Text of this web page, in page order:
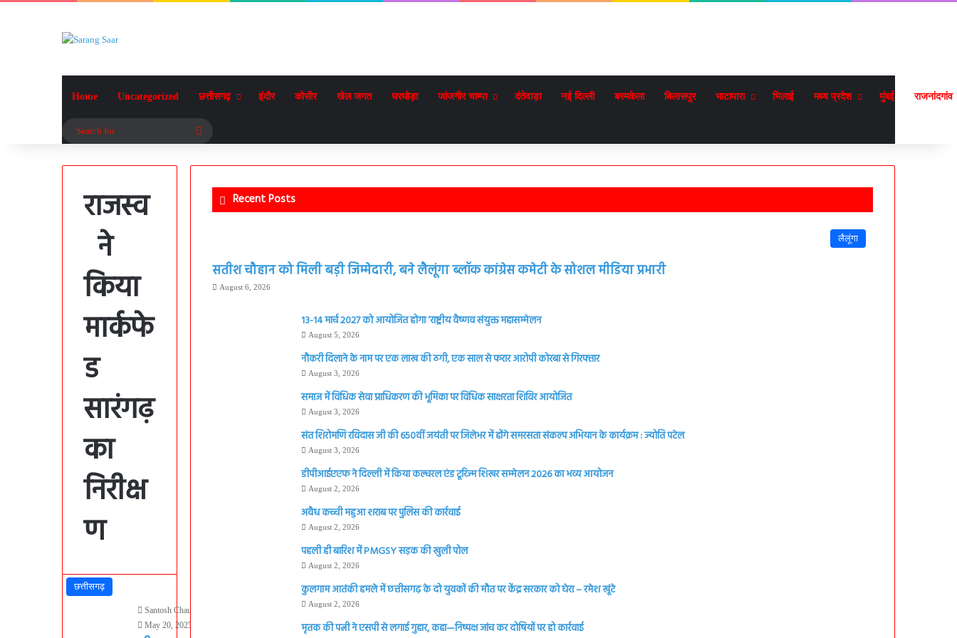
Home Uncategorized छत्तीसगढ़ इंदौर कोसीर खेल जगत घरघोड़ा जांजगीर चाम्पा दंतेवाड़ा नई दिल्ली बरमकेला बिलासपुर भाटापारा भिलाई मध्य प्रदेश मुंबई राजनांदगांव
Search
राजस्व
ने
किया
मार्कफे
ड
सारंगढ़
का
निरीक्ष
ण
छत्तीसगढ़
Santosh Chauhan
May 20, 2025
Recent Posts
लैलूंगा
सतीश चौहान को मिली बड़ी जिम्मेदारी, बने लैलूंगा ब्लॉक कांग्रेस कमेटी के सोशल मीडिया प्रभारी
August 6, 2026
13-14 मार्च 2027 को आयोजित होगा ‘राष्ट्रीय वैष्णव संयुक्त महासम्मेलन
August 5, 2026
नौकरी दिलाने के नाम पर एक लाख की ठगी, एक साल से फरार आरोपी कोरबा से गिरफ्तार
August 3, 2026
समाज में विधिक सेवा प्राधिकरण की भूमिका पर विधिक साक्षरता शिविर आयोजित
August 3, 2026
संत शिरोमणि रविदास जी की 650वीं जयंती पर जिलेभर में होंगे समरसता संकल्प अभियान के कार्यक्रम : ज्योति पटेल
August 3, 2026
डीपीआईएएफ ने दिल्ली में किया कल्चरल एंड टूरिज्म शिखर सम्मेलन 2026 का भव्य आयोजन
August 2, 2026
अवैध कच्ची महुआ शराब पर पुलिस की कार्रवाई
August 2, 2026
पहली ही बारिश में PMGSY सड़क की खुली पोल
August 2, 2026
कुलगाम आतंकी हमले में छत्तीसगढ़ के दो युवकों की मौत पर केंद्र सरकार को घेरा – रमेश खूंटे
August 2, 2026
मृतक की पत्नी ने एसपी से लगाई गुहार, कहा—निष्पक्ष जांच कर दोषियों पर हो कार्रवाई